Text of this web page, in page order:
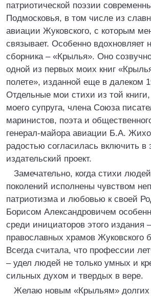
патриотической поэзии
Подмосковья, в том числе из
авиации Жуковского, с которым
связывает. Особенно вдохновляет
сборника – «Крылья». Оно
одной из первых моих книг
полете», изданной еще в далеком
Отдельные мои стихи из той
моего супруга, члена Союза
маринистов, поэта и
генерал-майора авиации Б.А.
радостью согласилась включить в
издательский проект.
Замечательно, когда стихи
поколений исполнены чувством
патриотизма и любовью к своей
Борисом Александровичем
среди инициаторов этого издания
православных храмов Жуковского
Всегда считала, что профессии
– удел людей не только умных и
сильных духом и твердых в вере.
Желаю новым «Крыльям» долгих